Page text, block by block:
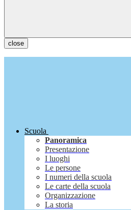
close
Scuola
Panoramica
Presentazione
I luoghi
Le persone
I numeri della scuola
Le carte della scuola
Organizzazione
La storia